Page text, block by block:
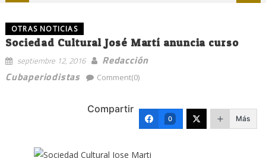
OTRAS NOTICIAS
Sociedad Cultural José Martí anuncia curso
septiembre 12, 2016
Redacción
Cubaperiodistas
Comment(0)
Compartir
0 Más